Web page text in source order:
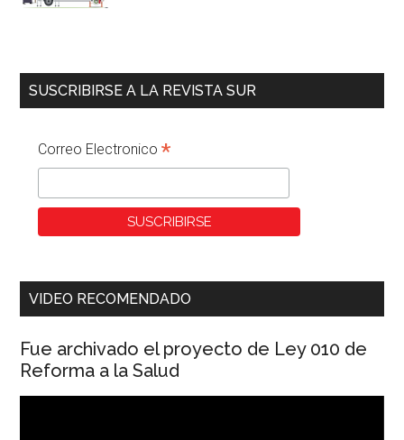
SUSCRIBIRSE A LA REVISTA SUR
Correo Electronico*
VIDEO RECOMENDADO
Fue archivado el proyecto de Ley 010 de
Reforma a la Salud